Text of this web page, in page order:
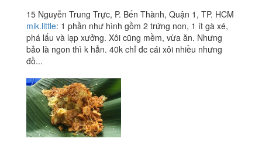
15 Nguyễn Trung Trực, P. Bến Thành, Quận 1, TP. HCM
mik.little: 1 phần như hình gồm 2 trứng non, 1 ít gà xé,
phá lấu và lạp xưởng. Xôi cũng mềm, vừa ăn. Nhưng
bảo là ngon thì k hẳn. 40k chỉ đc cái xôi nhiều nhưng
đồ...